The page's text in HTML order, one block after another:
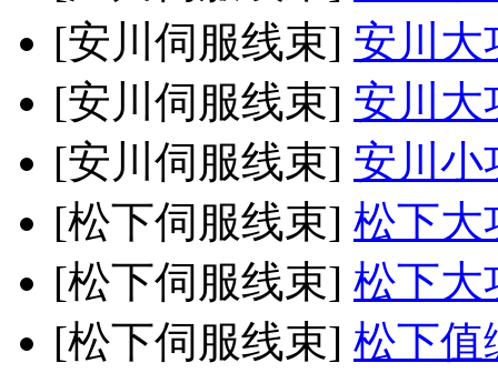
[安川伺服线束] 安川大
[安川伺服线束] 安川大
[安川伺服线束] 安川小
[松下伺服线束] 松下大
[松下伺服线束] 松下大
[松下伺服线束] 松下值